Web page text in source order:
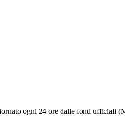
ogni 24 ore dalle fonti